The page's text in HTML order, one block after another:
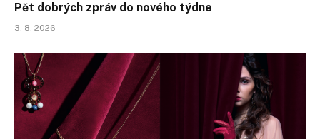
Pět dobrých zpráv do nového týdne
3. 8. 2026